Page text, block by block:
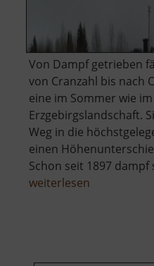
Von Dampf getrieben
von Cranzahl bis nach
eine im Sommer wie
Erzgebirgslandschaft.
Weg in die
einen
Schon seit 1897 dampf
weiterlesen